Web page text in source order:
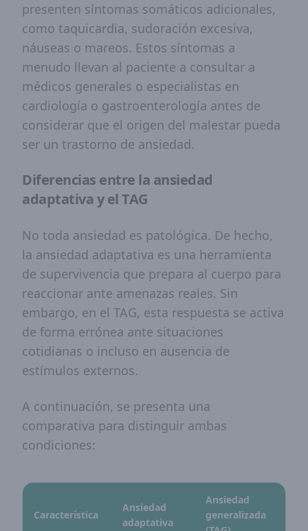
presenten síntomas somáticos adicionales,
como taquicardia, sudoración excesiva,
náuseas o mareos. Estos síntomas a
menudo llevan al paciente a consultar a
médicos generales o especialistas en
cardiología o gastroenterología antes de
considerar que el origen del malestar pueda
ser un trastorno de ansiedad.
Diferencias entre la ansiedad
adaptativa y el TAG
No toda ansiedad es patológica. De hecho,
la ansiedad adaptativa es una herramienta
de supervivencia que prepara al cuerpo para
reaccionar ante amenazas reales. Sin
embargo, en el TAG, esta respuesta se activa
de forma errónea ante situaciones
cotidianas o incluso en ausencia de
estímulos externos.
A continuación, se presenta una
comparativa para distinguir ambas
condiciones:
Característica
Ansiedad
adaptativa
Ansiedad
generalizada